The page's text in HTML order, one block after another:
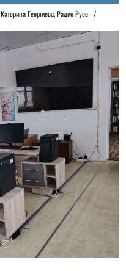
Катерина Георгиева, Радио Русе /